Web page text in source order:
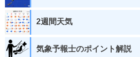
2週間天気
気象予報士のポイント解説